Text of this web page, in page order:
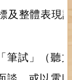
及整體表現
筆試」（聽